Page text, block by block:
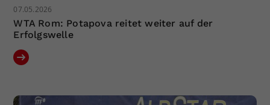
07.05.2026
WTA Rom: Potapova reitet weiter auf der
Erfolgswelle